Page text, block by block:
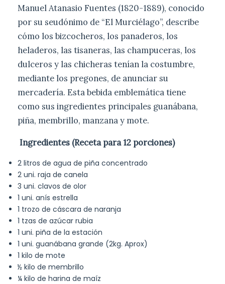
Manuel Atanasio Fuentes (1820-1889), conocido
por su seudónimo de “El Murciélago”, describe
cómo los bizcocheros, los panaderos, los
heladeros, las tisaneras, las champuceras, los
dulceros y las chicheras tenían la costumbre,
mediante los pregones, de anunciar su
mercadería. Esta bebida emblemática tiene
como sus ingredientes principales guanábana,
piña, membrillo, manzana y mote.
Ingredientes (Receta para 12 porciones)
2 litros de agua de piña concentrado
2 uni. raja de canela
3 uni. clavos de olor
1 uni. anís estrella
1 trozo de cáscara de naranja
1 tzas de azúcar rubia
1 uni. piña de la estación
1 uni. guanábana grande (2kg. Aprox)
1 kilo de mote
½ kilo de membrillo
¼ kilo de harina de maíz